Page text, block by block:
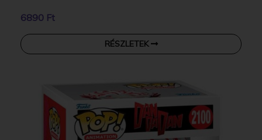
6890 Ft
RÉSZLETEK